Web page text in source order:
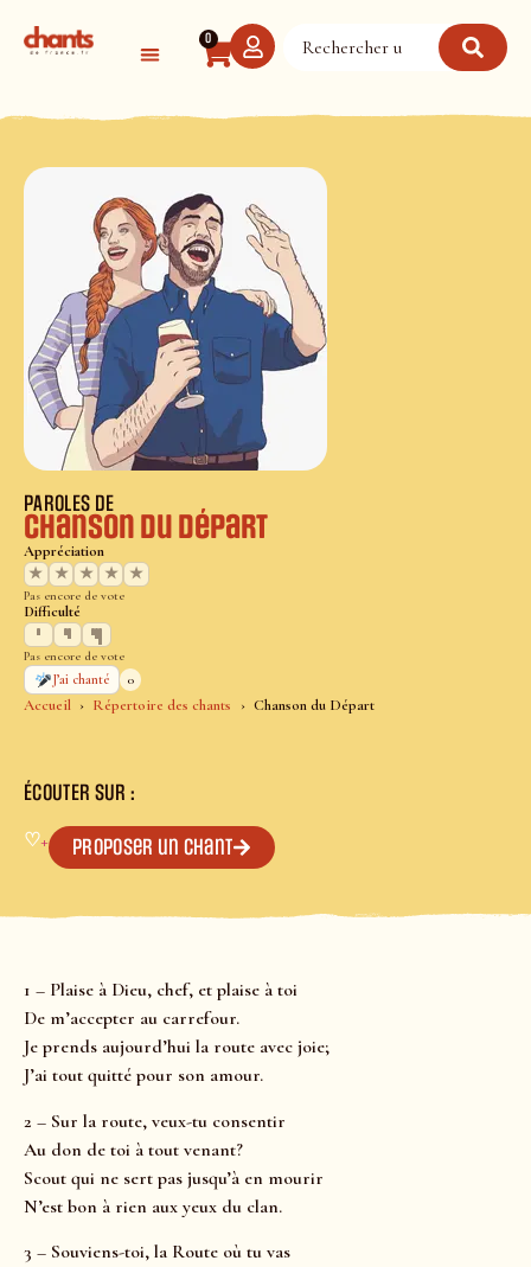
0
Accueil Répertoire des chants Chanson du Départ
PAROLES DE
Chanson du Départ
Appréciation
★
★ ★ ★ ★
Pas encore de vote
Difficulté
Pas encore de vote
J’ai chanté
0
ÉCOUTER SUR :
♡+ Proposer un chant
1 – Plaise à Dieu, chef, et plaise à toi
De m’accepter au carrefour.
Je prends aujourd’hui la route avec joie;
J’ai tout quitté pour son amour.
2 – Sur la route, veux-tu consentir
Au don de toi à tout venant?
Scout qui ne sert pas jusqu’à en mourir
N’est bon à rien aux yeux du clan.
3 – Souviens-toi, la Route où tu vas